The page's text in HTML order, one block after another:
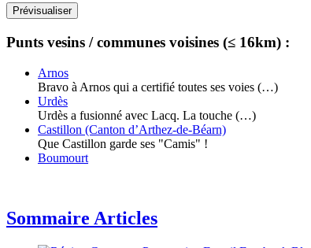
Punts vesins / communes voisines (≤ 16km) :
Arnos
Bravo à Arnos qui a certifié toutes ses voies (…)
Urdès
Urdès a fusionné avec Lacq. La touche (…)
Castillon (Canton d’Arthez-de-Béarn)
Que Castillon garde ses "Camis" !
Boumourt
Sommaire Articles